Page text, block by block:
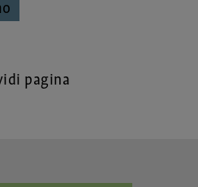
pagina